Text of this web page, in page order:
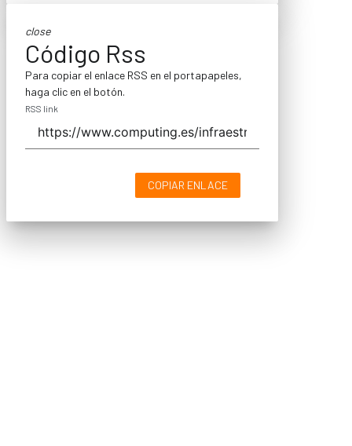
close
Código Rss
Para copiar el enlace RSS en el portapapeles,
haga clic en el botón.
RSS link
COPIAR ENLACE